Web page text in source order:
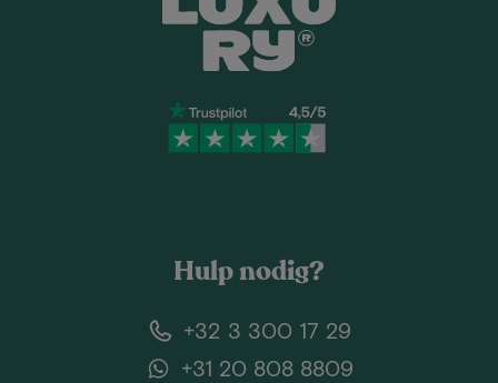
Hulp nodig?
+32 3 300 17 29
+31 20 808 8809